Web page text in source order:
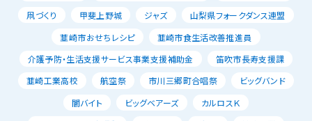
凧づくり
甲斐上野城 ジャズ
山梨県フォークダンス連盟
韮崎市おせちレシピ
韮崎市食生活改善推進員
介護予防・生活支援サービス事業支援補助金
笛吹市長寿支援課
韮崎工業高校
航空祭 市川三郷町合唱祭
ビッグバンド
闇バイト
ビッグベアーズ
カルロスＫ